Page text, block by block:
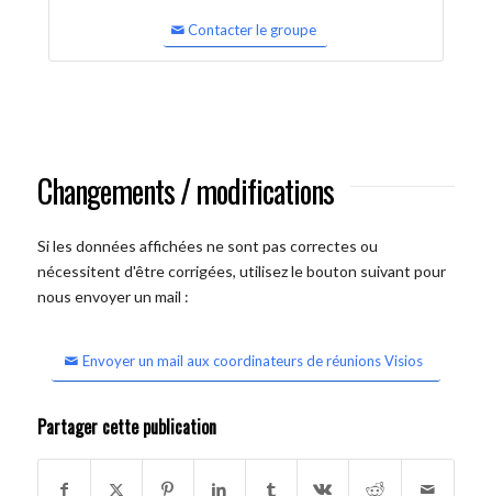
Contacter le groupe
Changements / modifications
Si les données affichées ne sont pas correctes ou
nécessitent d'être corrigées, utilisez le bouton suivant pour
nous envoyer un mail :
Envoyer un mail aux coordinateurs de réunions Visios
Partager cette publication